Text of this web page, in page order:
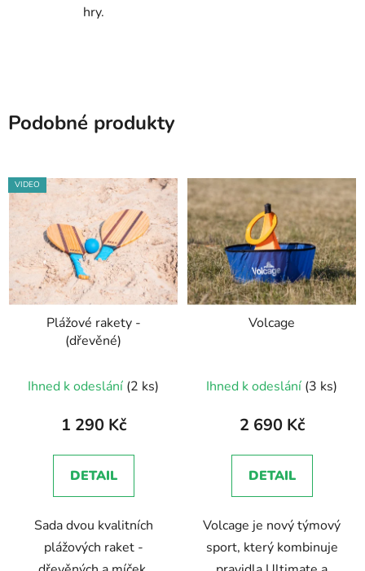
hry.
Podobné produkty
VIDEO
Plážové rakety -
(dřevěné)
Ihned k odeslání (2 ks)
1 290 Kč
DETAIL
Sada dvou kvalitních
plážových raket -
Volcage
hodnocení
produktu
4,0
z
hvězdiček.
Ihned k odeslání (3 ks)
2 690 Kč
DETAIL
Volcage je nový týmový
sport, který kombinuje